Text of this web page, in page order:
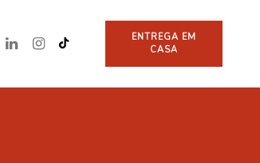
ENTREGA EM
CASA